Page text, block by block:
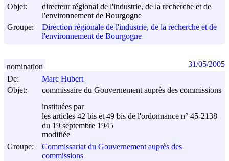
Objet:
directeur régional de l'industrie, de la recherche et de
l'environnement de Bourgogne
Groupe:
Direction régionale de l'industrie, de la recherche et de
l'environnement de Bourgogne
De:
Marc Hubert
Objet:
commissaire du Gouvernement auprès des commissions
instituées par
les articles 42 bis et 49 bis de l'ordonnance n° 45-2138
du 19 septembre 1945
modifiée
Groupe:
Commissariat du Gouvernement auprès des
commissions
nomination 31/05/2005